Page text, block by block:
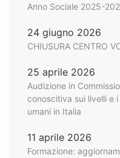
Anno Sociale 2025-
24 giugno 2026
CHIUSURA CENTRO
25 aprile 2026
Audizione in
conoscitiva sui livelli e
umani in Italia
11 aprile 2026
Formazione: